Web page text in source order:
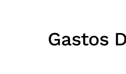
Gastos